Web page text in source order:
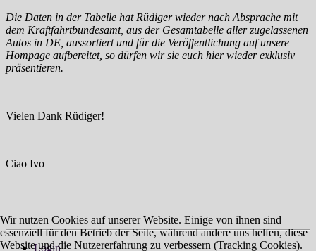
Die Daten in der Tabelle hat Rüdiger wieder nach Absprache mit
dem Kraftfahrtbundesamt, aus der Gesamtabelle aller zugelassenen
Autos in DE, aussortiert und für die Veröffentlichung auf unsere
Hompage aufbereitet, so dürfen wir sie euch hier wieder exklusiv
präsentieren.
Vielen Dank Rüdiger!
Ciao Ivo
Login
Wir nutzen Cookies auf unserer Website. Einige von ihnen sind
essenziell für den Betrieb der Seite, während andere uns helfen, diese
Website und die Nutzererfahrung zu verbessern (Tracking Cookies).